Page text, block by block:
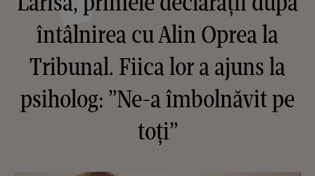
întâlnirea cu Alin Oprea la
Tribunal. Fiica lor a ajuns la
psiholog: ”Ne-a îmbolnăvit pe
toți”